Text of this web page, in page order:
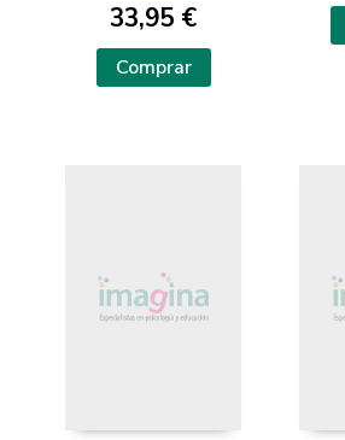
33,95 €
Comprar